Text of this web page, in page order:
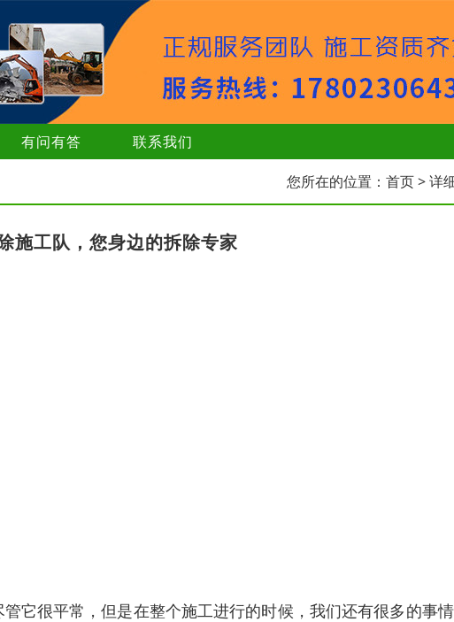
有问有答 联系我们
您所在的位置： 首页> 详
施工队，您身边的拆除专家
它很平常，但是在整个施工进行的时候，我们还有很多的事